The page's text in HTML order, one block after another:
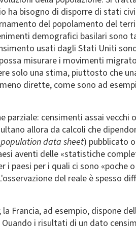
ha bisogno di disporre di stati
del popolamento del
demografici basilari sono
usati dagli Stati Uniti
misurare i movimenti
solo una stima, piuttosto che
dirette, come sono ad
parziale: censimenti assai vecchi
allora da calcoli che
data sheet) pubblicato
aventi delle «statistiche
paesi per i quali ci sono «poche
del reale è spesso
Francia, ad esempio, dispone
i risultati di un dato